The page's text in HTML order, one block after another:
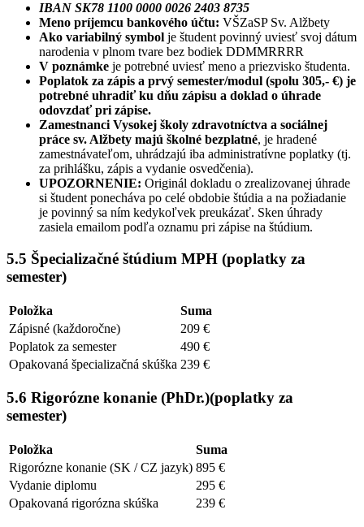
IBAN SK78 1100 0000 0026 2403 8735
Meno príjemcu bankového účtu: VŠZaSP Sv. Alžbety
Ako variabilný symbol je študent povinný uviesť svoj dátum
narodenia v plnom tvare bez bodiek DDMMRRRR
V poznámke je potrebné uviesť meno a priezvisko študenta.
Poplatok za zápis a prvý semester/modul (spolu 305,- €) je
potrebné uhradiť ku dňu zápisu a doklad o úhrade
odovzdať pri zápise.
Zamestnanci Vysokej školy zdravotníctva a sociálnej
práce sv. Alžbety majú školné bezplatné, je hradené
zamestnávateľom, uhrádzajú iba administratívne poplatky (tj.
za prihlášku, zápis a vydanie osvedčenia).
UPOZORNENIE: Originál dokladu o zrealizovanej úhrade
si študent ponecháva po celé obdobie štúdia a na požiadanie
je povinný sa ním kedykoľvek preukázať. Sken úhrady
zasiela emailom podľa oznamu pri zápise na štúdium.
5.5 Špecializačné štúdium MPH (poplatky za
semester)
Položka
Suma
Zápisné (každoročne)
209 €
Poplatok za semester
490 €
Opakovaná špecializačná skúška 239 €
5.6 Rigorózne konanie (PhDr.)(poplatky za
semester)
Položka
Suma
Rigorózne konanie (SK / CZ jazyk) 895 €
Vydanie diplomu
295 €
Opakovaná rigorózna skúška
239 €